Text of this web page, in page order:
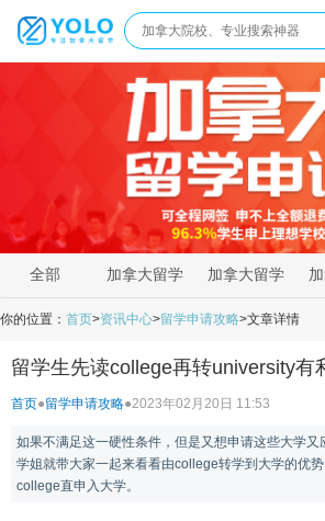
全部 加拿大留学
新闻
加拿大留学
资讯
你的位置： 首页>资讯中心>留学申请攻略>文章详情
留学生先读college再转university有
首页●留学申请攻略●2023年02月20日 11:53
如果不满足这一硬性条件，但是又想申请这些大学
学姐就带大家一起来看看由college转学到大学的优
college直申入大学。